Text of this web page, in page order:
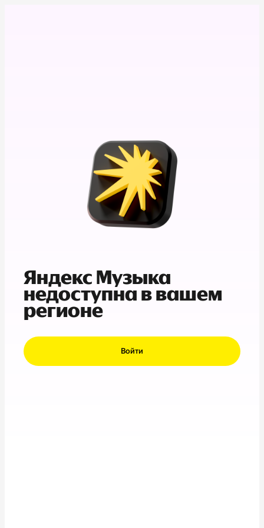
Яндекс Музыка
недоступна в вашем
регионе
Войти